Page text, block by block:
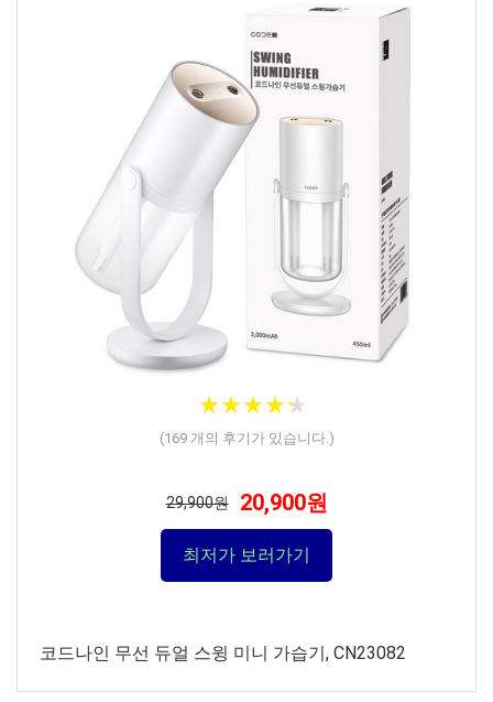
★★★★★
★★★★★
(169개의 후기가 있습니다.)
29,900원 20,900원
최저가 보러가기
코드나인 무선 듀얼 스윙 미니 가습기, CN23082